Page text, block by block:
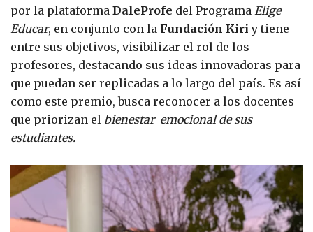
por la plataforma DaleProfe del Programa Elige
Educar, en conjunto con la Fundación Kiri y tiene
entre sus objetivos, visibilizar el rol de los
profesores, destacando sus ideas innovadoras para
que puedan ser replicadas a lo largo del país. Es así
como este premio, busca reconocer a los docentes
que priorizan el bienestar emocional de sus
estudiantes.